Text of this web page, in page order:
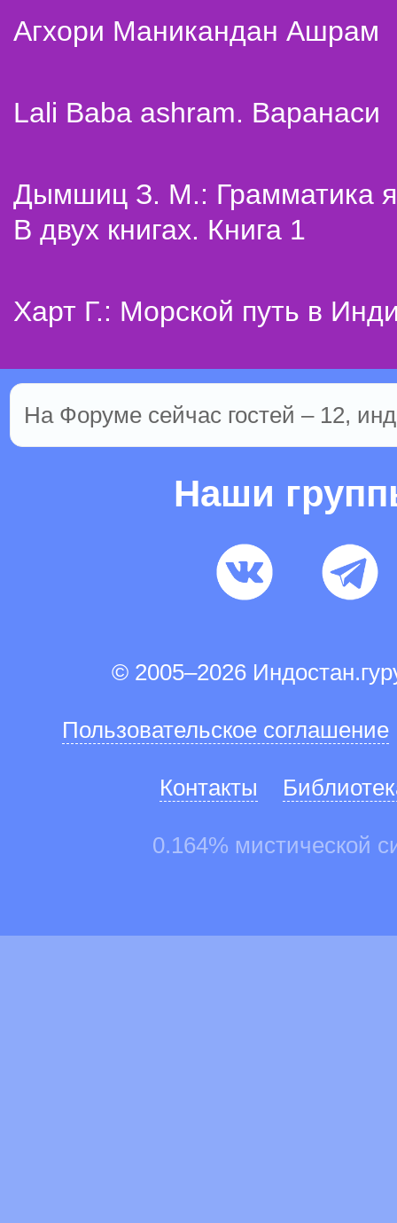
Агхори Маникандан Ашрам
Lali Baba ashram. Варанаси
Дымшиц З. М.: Грамматика
В двух книгах. Книга 1
Харт Г.: Морской путь в
На Форуме сейчас гостей – 12,
Наши
© 2005–2026
Пользовательское соглашение
Контакты
0.164% мистической